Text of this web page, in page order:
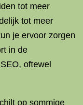
tot meer
tot meer
je ervoor zorgen
in de
oftewel
op sommige